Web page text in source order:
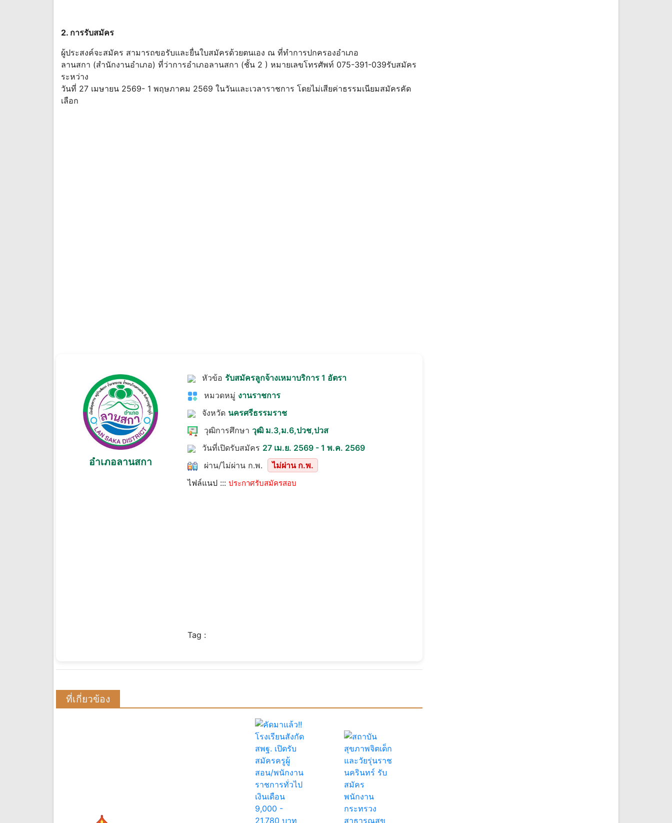
2. การรับสมัคร
ผู้ประสงค์จะสมัคร สามารถขอรับและยื่นใบสมัครด้วยตนเอง ณ ที่ทำการปกครองอำเภอ
ลานสกา (สำนักงานอำเภอ) ที่ว่าการอำเภอลานสกา (ชั้น 2 ) หมายเลขโทรศัพท์ 075-391-039รับสมัคร
ระหว่าง
วันที่ 27 เมษายน 2569- 1 พฤษภาคม 2569 ในวันและเวลาราชการ โดยไม่เสียค่าธรรมเนียมสมัครคัด
เลือก
อำเภอลานสกา
หัวข้อ รับสมัครลูกจ้างเหมาบริการ 1 อัตรา
หมวดหมู่ งานราชการ
จังหวัด นครศรีธรรมราช
วุฒิการศึกษา วุฒิ ม.3,ม.6,ปวช,ปวส
วันที่เปิดรับสมัคร 27 เม.ย. 2569 - 1 พ.ค. 2569
ผ่าน/ไม่ผ่าน ก.พ.
ไม่ผ่าน ก.พ.
ไฟล์แนป ::: ประกาศรับสมัครสอบ
Tag :
ที่เกี่ยวข้อง